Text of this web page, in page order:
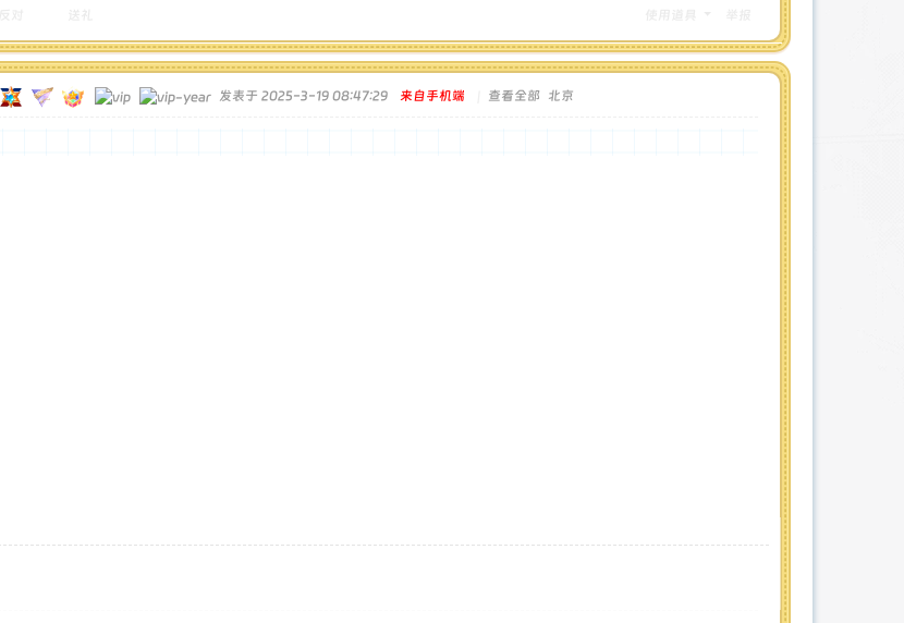
发表于 2025-3-19 08:47:29 来自手机端 查看全部 北京